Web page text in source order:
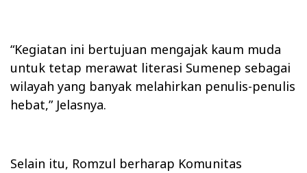
“Kegiatan ini bertujuan mengajak kaum muda
untuk tetap merawat literasi Sumenep sebagai
wilayah yang banyak melahirkan penulis-penulis
hebat,” Jelasnya.
Selain itu, Romzul berharap Komunitas